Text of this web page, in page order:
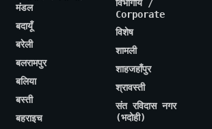
मंडल
बदायूँ
बरेली
बलरामपुर
बलिया
बस्ती
बहराइच
विभागीय /
Corporate
विशेष
शामली
शाहजहाँपुर
श्रावस्ती
संत रविदास नगर
(भदोही)